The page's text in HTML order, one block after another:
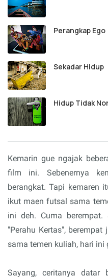
Perangkap Ego
Sekadar Hidup
Hidup Tidak
Kemarin gue ngajak
film ini. Sebenernya
berangkat. Tapi kemaren
ikut maen futsal sama
ini deh. Cuma
"Perahu Kertas",
sama temen kuliah, hari ini
Sayang, ceritanya datar